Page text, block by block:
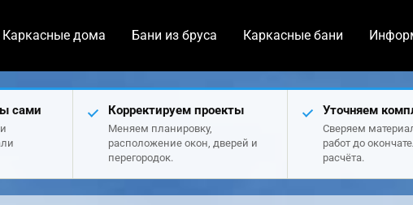
Каркасные дома Бани из бруса Каркасные бани
сами Корректируем проекты
Меняем планировку,
расположение окон, дверей и
перегородок.
Уточняем
Сверяем
работ до
расчёта.